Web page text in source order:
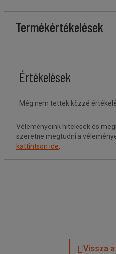
Termékértékelések
Véleményeink hitelesek és
szeretne megtudni a
kattintson ide
Vissza